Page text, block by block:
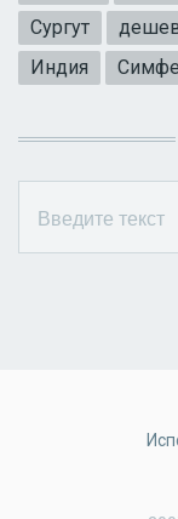
Сургут
Индия